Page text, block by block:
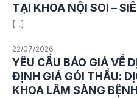
TẠI KHOA NỘI SOI –
[...]
YÊU CẦU BÁO GIÁ VỀ
ĐỊNH GIÁ GÓI THẦU:
KHOA LÂM SÀNG
22/07/2026